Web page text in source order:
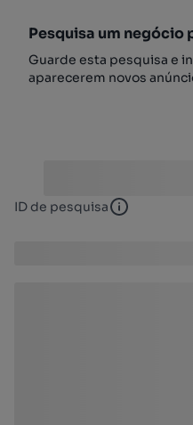
Pesquisa um negócio
Guarde esta pesquisa e
aparecerem novos
ID de pesquisa ID de